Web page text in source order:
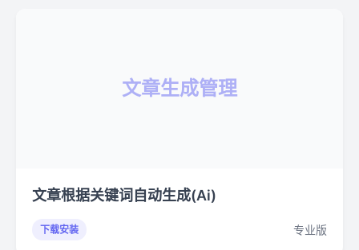
文章生成管理
文章根据关键词自动生成(Ai)
下载安装 专业版